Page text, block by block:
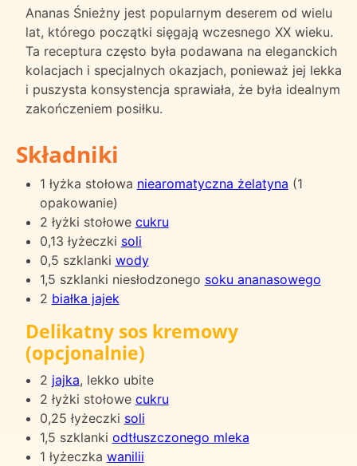
Ananas Śnieżny jest popularnym deserem od wielu
lat, którego początki sięgają wczesnego XX wieku.
Ta receptura często była podawana na eleganckich
kolacjach i specjalnych okazjach, ponieważ jej lekka
i puszysta konsystencja sprawiała, że była idealnym
zakończeniem posiłku.
Składniki
1 łyżka stołowa niearomatyczna żelatyna (1
opakowanie)
2 łyżki stołowe cukru
0,13 łyżeczki soli
0,5 szklanki wody
1,5 szklanki niesłodzonego soku ananasowego
2 białka jajek
Delikatny sos kremowy
(opcjonalnie)
2 jajka, lekko ubite
2 łyżki stołowe cukru
0,25 łyżeczki soli
1,5 szklanki odtłuszczonego mleka
1 łyżeczka wanilii